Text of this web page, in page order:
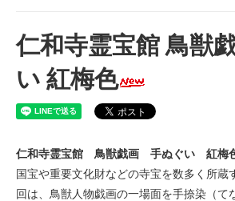
仁和寺霊宝館 鳥獣
い 紅梅色
仁和寺霊宝館 鳥獣戯画 手ぬぐい 紅梅
国宝や重要文化財などの寺宝を数多く所蔵
回は、鳥獣人物戯画の一場面を手捺染（て